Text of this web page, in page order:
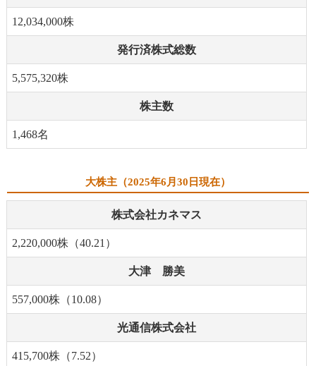
12,034,000株
発行済株式総数
5,575,320株
株主数
1,468名
大株主（2025年6月30日現在）
株式会社カネマス
2,220,000株（40.21）
大津 勝美
557,000株（10.08）
光通信株式会社
415,700株（7.52）